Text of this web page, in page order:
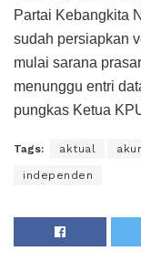
Partai Kebangkita
sudah persiapkan
mulai sarana
menunggu entri
pungkas Ketua
Tags: aktual
independen